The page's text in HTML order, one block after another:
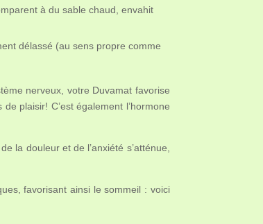
à du sable chaud, envahit
délassé (au sens propre comme
nerveux, votre Duvamat favorise
plaisir! C’est également l’hormone
la douleur et de l’anxiété s’atténue,
favorisant ainsi le sommeil : voici